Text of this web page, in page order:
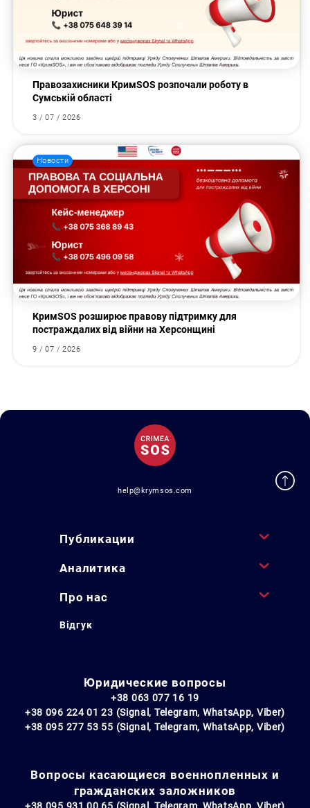
Правозахисники КримSOS розпочали роботу в
Сумській області
3 / 07 / 2026
Новости
КримSOS розширює правову підтримку для
постраждалих від війни на Херсонщині
9 / 07 / 2026
help@krymsos.com
Публикации
Аналитика
Про нас
Відгук
Юридические вопросы
+38 063 077 16 19
+38 096 224 01 23 (Signal, Telegram, WhatsApp, Viber)
+38 095 277 53 55 (Signal, Telegram, WhatsApp, Viber)
Вопросы касающиеся военнопленных и
гражданских заложников
+38 095 931 00 65 (Signal, Telegram, WhatsApp, Viber)